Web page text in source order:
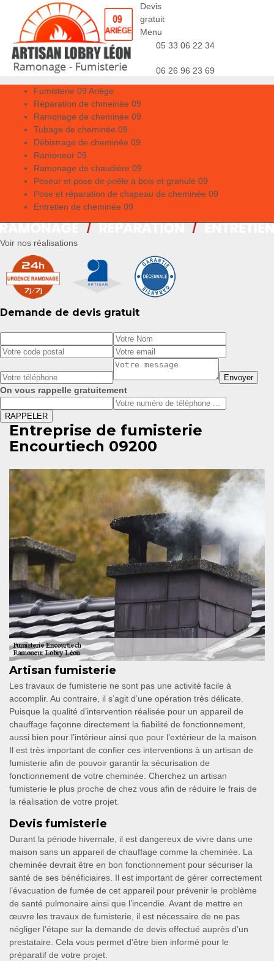
Devis
gratuit
Menu
05 33 06 22 34
06 26 96 23 69
Fumisterie 09 Ariège
Réparation de chmeinée 09
Ramonage de cheminée 09
Tubage de cheminée 09
Débistrage de cheminée 09
Ramoneur 09
Ramonage de chaudière 09
Poseur et pose de poêle à bois et granulé 09
Pose et réparation de chapeau de cheminée 09
Entretien de cheminée 09
Voir nos réalisations
Demande de devis gratuit
On vous rappelle gratuitement
Entreprise de fumisterie
Encourtiech 09200
Artisan fumisterie
Les travaux de fumisterie ne sont pas une activité facile à
accomplir. Au contraire, il s’agit d’une opération très délicate.
Puisque la qualité d’intervention réalisée pour un appareil de
chauffage façonne directement la fiabilité de fonctionnement,
aussi bien pour l’intérieur ainsi que pour l’extérieur de la maison.
Il est très important de confier ces interventions à un artisan de
fumisterie afin de pouvoir garantir la sécurisation de
fonctionnement de votre cheminée. Cherchez un artisan
fumisterie le plus proche de chez vous afin de réduire le frais de
la réalisation de votre projet.
Devis fumisterie
Durant la période hivernale, il est dangereux de vivre dans une
maison sans un appareil de chauffage comme la cheminée. La
cheminée devrait être en bon fonctionnement pour sécuriser la
santé de ses bénéficiaires. Il est important de gérer correctement
l’évacuation de fumée de cet appareil pour prévenir le problème
de santé pulmonaire ainsi que l’incendie. Avant de mettre en
œuvre les travaux de fumisterie, il est nécessaire de ne pas
négliger l’étape sur la demande de devis effectué auprès d’un
prestataire. Cela vous permet d’être bien informé pour le
préparatif de votre projet.